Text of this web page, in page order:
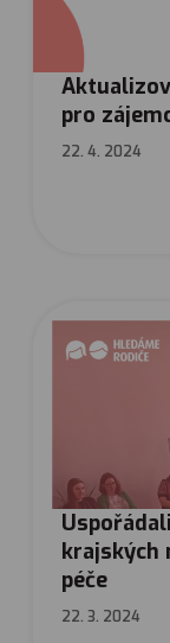
pro
22. 4. 2024
krajských
péče
22. 3. 2024